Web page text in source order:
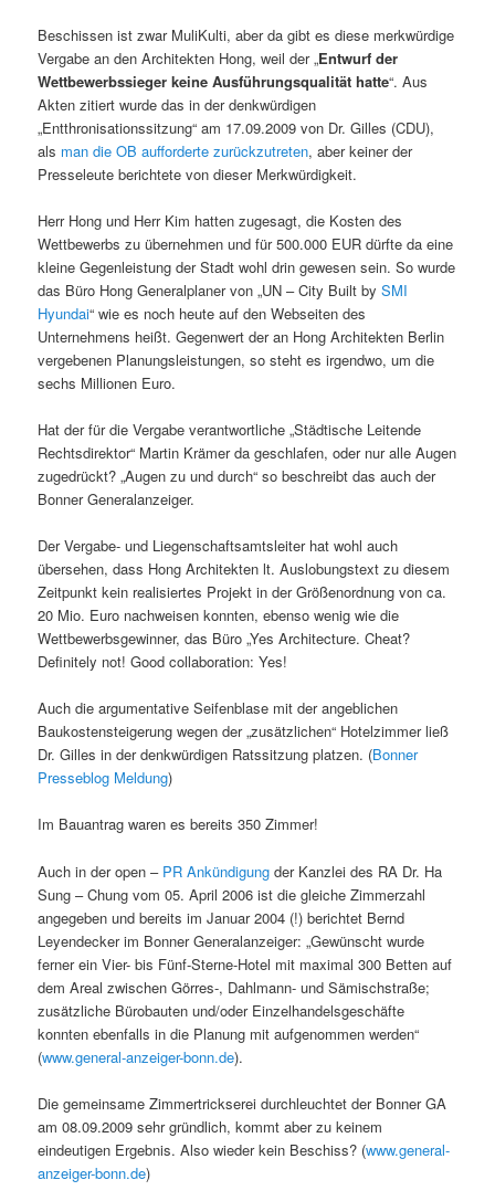
Beschissen ist zwar MuliKulti, aber da gibt es diese merkwürdige
Vergabe an den Architekten Hong, weil der „Entwurf der
Wettbewerbssieger keine Ausführungsqualität hatte“. Aus
Akten zitiert wurde das in der denkwürdigen
„Entthronisationssitzung“ am 17.09.2009 von Dr. Gilles (CDU),
als man die OB aufforderte zurückzutreten, aber keiner der
Presseleute berichtete von dieser Merkwürdigkeit.
Herr Hong und Herr Kim hatten zugesagt, die Kosten des
Wettbewerbs zu übernehmen und für 500.000 EUR dürfte da eine
kleine Gegenleistung der Stadt wohl drin gewesen sein. So wurde
das Büro Hong Generalplaner von „UN – City Built bySMI
Hyundai“ wie es noch heute auf den Webseiten des
Unternehmens heißt. Gegenwert der an Hong Architekten Berlin
vergebenen Planungsleistungen, so steht es irgendwo, um die
sechs Millionen Euro.
Hat der für die Vergabe verantwortliche „Städtische Leitende
Rechtsdirektor“ Martin Krämer da geschlafen, oder nur alle Augen
zugedrückt? „Augen zu und durch“ so beschreibt das auch der
Bonner Generalanzeiger.
Der Vergabe- und Liegenschaftsamtsleiter hat wohl auch
übersehen, dass Hong Architekten lt. Auslobungstext zu diesem
Zeitpunkt kein realisiertes Projekt in der Größenordnung von ca.
20 Mio. Euro nachweisen konnten, ebenso wenig wie die
Wettbewerbsgewinner, das Büro „Yes Architecture. Cheat?
Definitely not! Good collaboration: Yes!
Auch die argumentative Seifenblase mit der angeblichen
Baukostensteigerung wegen der „zusätzlichen“ Hotelzimmer ließ
Dr. Gilles in der denkwürdigen Ratssitzung platzen. (Bonner
Presseblog Meldung)
Im Bauantrag waren es bereits 350 Zimmer!
Auch in der open – PR Ankündigung der Kanzlei des RA Dr. Ha
Sung – Chung vom 05. April 2006 ist die gleiche Zimmerzahl
angegeben und bereits im Januar 2004 (!) berichtet Bernd
Leyendecker im Bonner Generalanzeiger: „Gewünscht wurde
ferner ein Vier- bis Fünf-Sterne-Hotel mit maximal 300 Betten auf
dem Areal zwischen Görres-, Dahlmann- und Sämischstraße;
zusätzliche Bürobauten und/oder Einzelhandelsgeschäfte
konnten ebenfalls in die Planung mit aufgenommen werden“
(www.general-anzeiger-bonn.de).
Die gemeinsame Zimmertrickserei durchleuchtet der Bonner GA
am 08.09.2009 sehr gründlich, kommt aber zu keinem
eindeutigen Ergebnis. Also wieder kein Beschiss? (www.general-
anzeiger-bonn.de)